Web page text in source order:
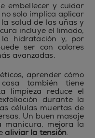
embellecer y cuidar
solo implica aplicar
salud de las uñas y
incluye el limado,
hidratación y, por
ser con colores
avanzadas.
aprender cómo
también tiene
limpieza reduce el
durante la
células muertas de
Un buen masaje
manicura, mejora la
aliviar la tensión.